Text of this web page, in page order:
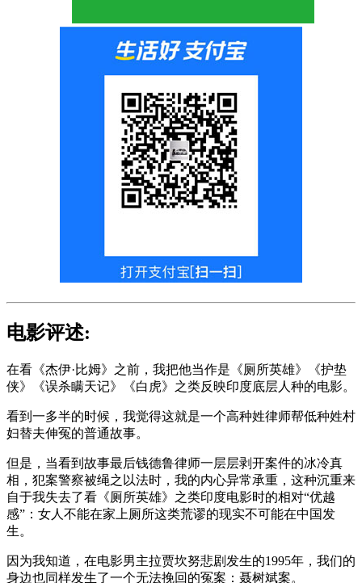
电影评述:
在看《杰伊·比姆》之前，我把他当作是《厕所英雄》《护垫
侠》《误杀瞒天记》《白虎》之类反映印度底层人种的电影。
看到一多半的时候，我觉得这就是一个高种姓律师帮低种姓村
妇替夫伸冤的普通故事。
但是，当看到故事最后钱德鲁律师一层层剥开案件的冰冷真
相，犯案警察被绳之以法时，我的内心异常承重，这种沉重来
自于我失去了看《厕所英雄》之类印度电影时的相对“优越
感”：女人不能在家上厕所这类荒谬的现实不可能在中国发
生。
因为我知道，在电影男主拉贾坎努悲剧发生的1995年，我们的
身边也同样发生了一个无法挽回的冤案：聂树斌案。